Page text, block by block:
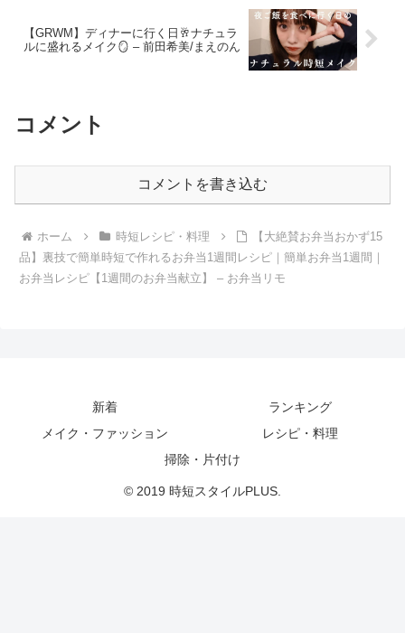
【GRWM】ディナーに行く日🥂ナチュラ
ルに盛れるメイク🪞 – 前田希美/まえのん
コメント
コメントを書き込む
ホーム 時短レシピ・料理
【大絶賛お弁当おかず15
品】裏技で簡単時短で作れるお弁当1週間レシピ｜簡単お弁当1週間｜
お弁当レシピ【1週間のお弁当献立】 – お弁当リモ
新着
ランキング
メイク・ファッション
レシピ・料理
掃除・片付け
© 2019 時短スタイルPLUS.